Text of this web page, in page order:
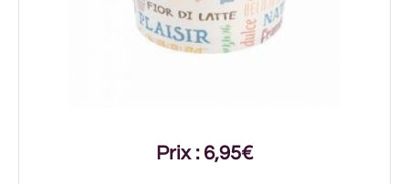
Prix : 6,95€